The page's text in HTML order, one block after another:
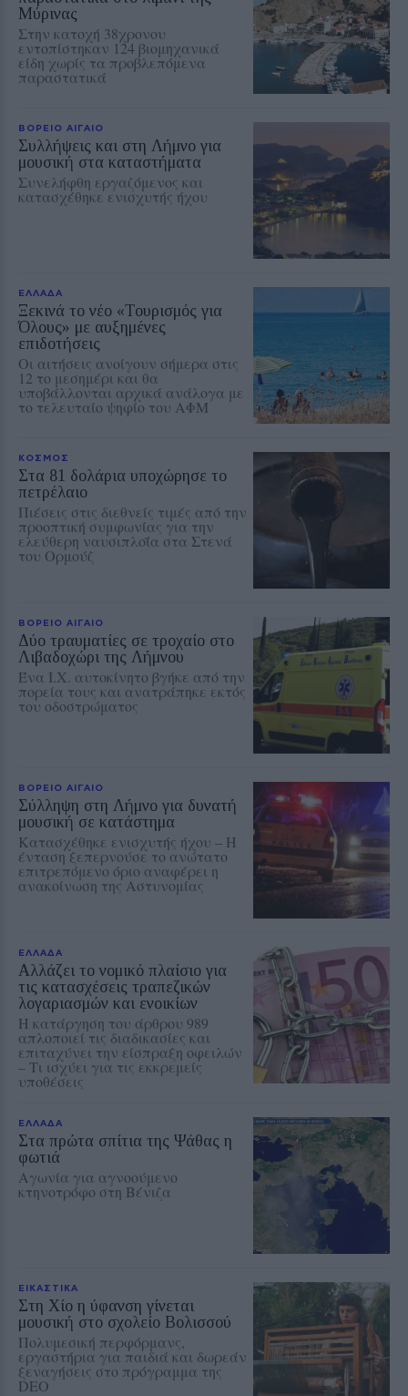
Μύρινας
Στην κατοχή 38χρονου
εντοπίστηκαν 124 βιομηχανικά
είδη χωρίς τα προβλεπόμενα
παραστατικά
ΒΟΡΕΙΟ ΑΙΓΑΙΟ
Συλλήψεις και στη Λήμνο για
μουσική στα καταστήματα
Συνελήφθη εργαζόμενος και
κατασχέθηκε ενισχυτής ήχου
ΕΛΛΑΔΑ
Ξεκινά το νέο «Τουρισμός για
Όλους» με αυξημένες
επιδοτήσεις
Οι αιτήσεις ανοίγουν σήμερα στις
12 το μεσημέρι και θα
υποβάλλονται αρχικά ανάλογα με
το τελευταίο ψηφίο του ΑΦΜ
ΚΟΣΜΟΣ
Στα 81 δολάρια υποχώρησε το
πετρέλαιο
Πιέσεις στις διεθνείς τιμές από την
προοπτική συμφωνίας για την
ελεύθερη ναυσιπλοΐα στα Στενά
του Ορμούζ
ΒΟΡΕΙΟ ΑΙΓΑΙΟ
Δύο τραυματίες σε τροχαίο στο
Λιβαδοχώρι της Λήμνου
Ένα Ι.Χ. αυτοκίνητο βγήκε από την
πορεία τους και ανατράπηκε εκτός
του οδοστρώματος
ΒΟΡΕΙΟ ΑΙΓΑΙΟ
Σύλληψη στη Λήμνο για δυνατή
μουσική σε κατάστημα
Κατασχέθηκε ενισχυτής ήχου – Η
ένταση ξεπερνούσε το ανώτατο
επιτρεπόμενο όριο αναφέρει η
ανακοίνωση της Αστυνομίας
ΕΛΛΑΔΑ
Αλλάζει το νομικό πλαίσιο για
τις κατασχέσεις τραπεζικών
λογαριασμών και ενοικίων
Η κατάργηση του άρθρου 989
απλοποιεί τις διαδικασίες και
επιταχύνει την είσπραξη οφειλών
– Τι ισχύει για τις εκκρεμείς
υποθέσεις
ΕΛΛΑΔΑ
Στα πρώτα σπίτια της Ψάθας η
φωτιά
Αγωνία για αγνοούμενο
κτηνοτρόφο στη Βένιζα
ΕΙΚΑΣΤΙΚΑ
Στη Χίο η ύφανση γίνεται
μουσική στο σχολείο Βολισσού
Πολυμεσική περφόρμανς,
εργαστήρια για παιδιά και δωρεάν
ξεναγήσεις στο πρόγραμμα της
DEO